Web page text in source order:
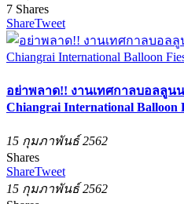
7 Shares
ShareTweet
อย่าพลาด!! งานเทศกาลบอลลูน
Chiangrai International Balloon
15 กุมภาพันธ์ 2562
Shares
ShareTweet
15 กุมภาพันธ์ 2562